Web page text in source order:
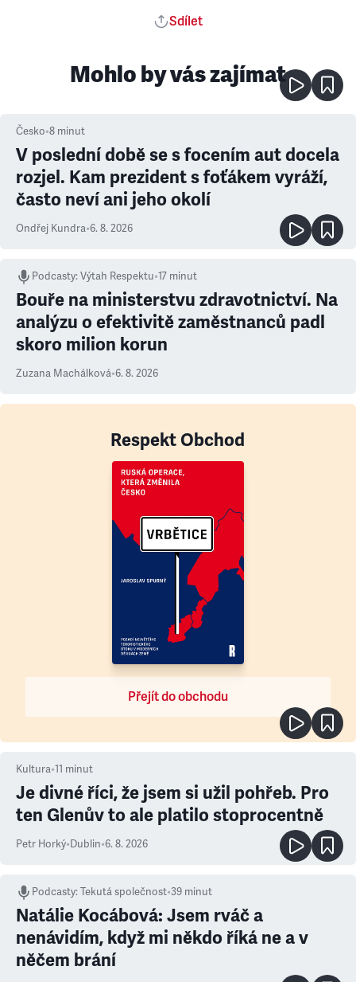
Sdílet
Mohlo by vás zajímat
Česko•8 minut
V poslední době se s focením aut docela
rozjel. Kam prezident s foťákem vyráží,
často neví ani jeho okolí
Ondřej Kundra•6. 8. 2026
Podcasty:Výtah Respektu•17 minut
Bouře na ministerstvu zdravotnictví. Na
analýzu o efektivitě zaměstnanců padl
skoro milion korun
Zuzana Machálková•6. 8. 2026
Respekt Obchod
Přejít do obchodu
Kultura•11 minut
Je divné říci, že jsem si užil pohřeb. Pro
ten Glenův to ale platilo stoprocentně
Petr Horký•Dublin•6. 8. 2026
Podcasty:Tekutá společnost•39 minut
Natálie Kocábová: Jsem rváč a
nenávidím, když mi někdo říká ne a v
něčem brání